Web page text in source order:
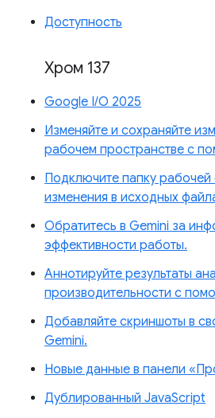
Доступность
Хром 137
Google I/O 2025
Изменяйте и сохраняйте
рабочем пространстве с
Подключите папку рабочей
изменения в исходных
Обратитесь в Gemini за
эффективности работы.
Аннотируйте результаты
производительности с
Добавляйте скриншоты в
Gemini.
Новые данные в панели
Дублированный JavaScript